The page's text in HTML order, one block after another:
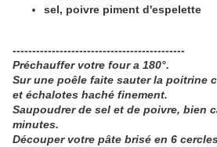
sel, poivre piment d'espelette
--------------------------------------------
Préchauffer votre four a 180°.
Sur une poêle faite sauter la poitrine
et échalotes haché finement.
Saupoudrer de sel et de poivre, bien
minutes.
Découper votre pâte brisé en 6